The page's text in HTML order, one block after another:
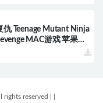
Teenage Mutant Ninja
MAC游戏 苹果电
统macOS
rights reserved